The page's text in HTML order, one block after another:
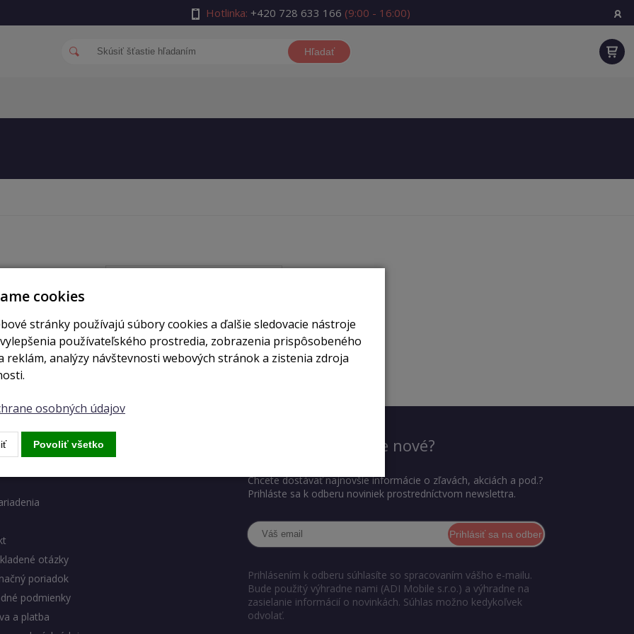
Hotlinka: +420 728 633 166 (9:00 - 16:00)
Hľadať
auth_login
eshopu
otázky
poriadok
podmienky
a platba
Chcete vedieť, čo je nové?
Chcete dostávať najnovšie informácie o zľavách, akciách a pod.?
Prihláste sa k odberu noviniek prostredníctvom newslettra.
Prihlásiť sa na odber
Prihlásením k odberu súhlasíte so spracovaním vášho e-mailu.
Bude použitý výhradne nami (ADI Mobile s.r.o.) a výhradne na
zasielanie informácií o novinkách. Súhlas možno kedykoľvek
odvolať.
cookies
stránky používajú súbory cookies a ďalšie sledovacie nástroje
používateľského prostredia, zobrazenia prispôsobeného
reklám, analýzy návštevnosti webových stránok a zistenia zdroja
osobných údajov
Povoliť všetko